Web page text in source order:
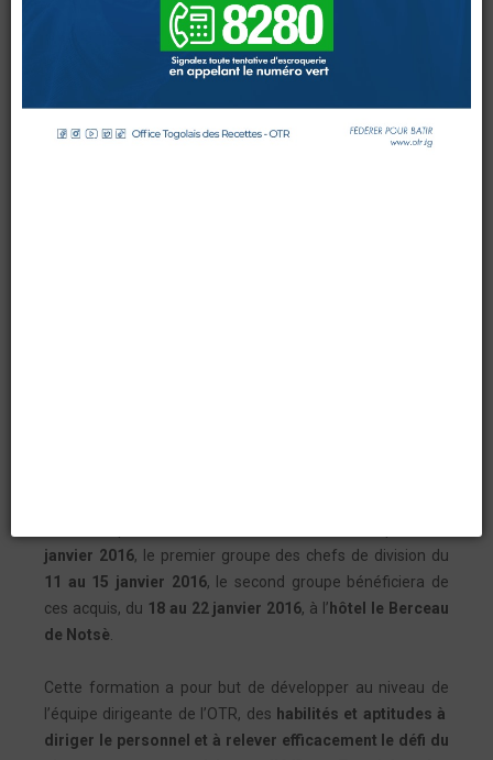
DOUANES
Douane Togolaise
CADASTRE &
OPTIMISATION DES PRATIQUES
MANAGERIALES
par OTR
le 19 janvier 2016
Mis à jour : 19 janvier 2016
Affichages : 10259
janvier 2016, le premier groupe des chefs de division du
11 au 15 janvier 2016, le second groupe bénéficiera de
ces acquis, du 18 au 22 janvier 2016, à l’ hôtel le Berceau
de Notsè.
Cette formation a pour but de développer au niveau de
l’équipe dirigeante de l’OTR, des habilités et aptitudes à
diriger le personnel et à relever efficacement le défi du